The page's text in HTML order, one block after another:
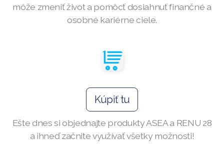
môže zmeniť život a pomôcť dosiahnuť finančné a
osobné kariérne ciele.
Kúpiť tu
Ešte dnes si objednajte produkty ASEA a RENU 28
a ihneď začnite využívať všetky možnosti!
Join ASEA Austria (Deutsch)
Join ASEA Belgium (Nederlands)
Join ASEA Canada (Français)
JOIN ASEA Croatia (Hrvatski)
Join ASEA Czech Republic (Čeština)